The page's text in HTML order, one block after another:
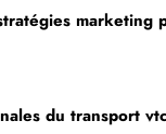
marketing
du transport